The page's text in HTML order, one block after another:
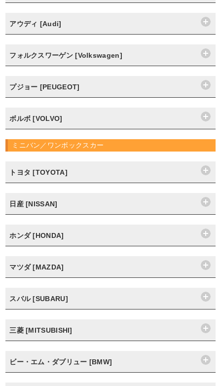
アウディ [Audi]
フォルクスワーゲン [Volkswagen]
プジョー [PEUGEOT]
ボルボ [VOLVO]
ミニバン／ワンボックスカー
トヨタ [TOYOTA]
日産 [NISSAN]
ホンダ [HONDA]
マツダ [MAZDA]
スバル [SUBARU]
三菱 [MITSUBISHI]
ビー・エム・ダブリュー [BMW]